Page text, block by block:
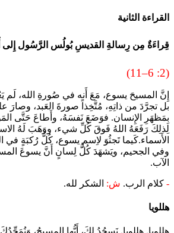
القراءة الثانية
قِراءَةٌ مِن رِسالةِ القديسِ بُولُس الرَّسُول إِلى
(2: 6–11)
إِنَّ المسيحَ يسوع، مَعَ أَنه في صُورةِ الله، لَم
بل تجرَّدَ من ذاتِهِ، مُتَّخِذاً صورةَ العَبد، وصارَ
بِمَظهَرِ الإِنسان. فوَضَعَ نَفسَهُ، وأَطاعَ حَتَّى
لِذلِكَ رَفَعَهُ اللهُ فَوقَ كُلِّ شيء، ووَهَبَ لَهُ
الأَسماء.كَيما تَجثُوَ لاِسمِ يسوع، كُلُّ رُكبَةٍ
وفي الجحيم، ويَشهَدَ كُلُّ لِسانٍ أَنَّ يسوعَ
الآب.
- كلام الرب. ش: الشكر لله.
هللويا